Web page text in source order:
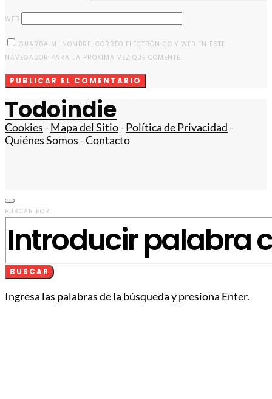
WEB
GUARDA MI NOMBRE, CORREO ELECTRÓNICO Y WEB EN ESTE
NAVEGADOR PARA LA PRÓXIMA VEZ QUE COMENTE.
Todoindie
Cookies -Mapa del Sitio-Política de Privacidad -
Quiénes Somos -Contacto
BUSCAR POR:
BUSCAR
Ingresa las palabras de la búsqueda y presiona Enter.